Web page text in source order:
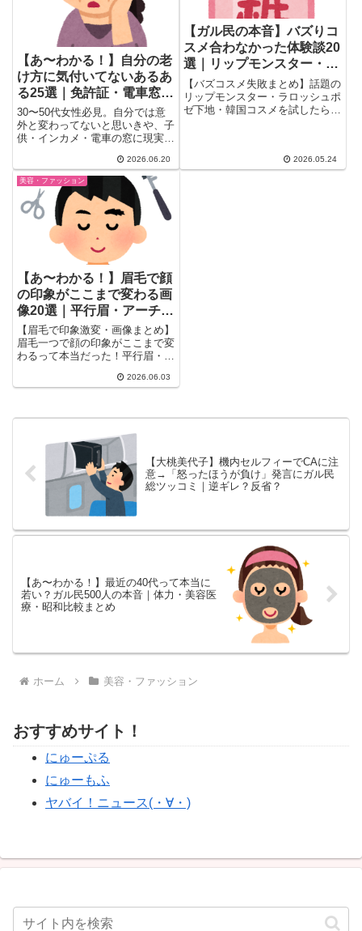
【あ〜わかる！】自分の老
け方に気付いてないあるあ
る25選｜免許証・電車窓・
インカメが暴くリアルな老
い
30〜50代女性必見。自分では意
外と変わってないと思いきや、子
供・インカメ・電車の窓に現実を
続々告白。「証明写真はウソをつ
かない」「インカメで老婆かよ」
「電車の窓でほうれい線に愕然」
など、老け顔あるあるをリアルな
声付きで紹介。
2026.06.20
【ガル民の本音】バズりコ
スメ合わなかった体験談20
選｜リップモンスター・ラ
ロポ・韓国コスメ失敗まと
め
【バズコスメ失敗まとめ】話題の
リップモンスター・ラロッシュポ
ゼ下地・韓国コスメを試したら合
の対策コメントも一緒にご紹介し
ます。
2026.05.24
美容・ファッション
【あ〜わかる！】眉毛で顔
の印象がここまで変わる画
像20選｜平行眉・アーチ
眉・似合う眉を探してる人
必見
【眉毛で印象激変・画像まとめ】
眉毛一つで顔の印象がここまで変
わるって本当だった！平行眉・ア
が厳選紹介。芸能人のビフォーア
好き女性の本音コメント20選を
2026.06.03
【大桃美代子】機内セルフィーでCAに注
意→「怒ったほうが負け」発言にガル民
総ツッコミ｜逆ギレ？反省？
【あ〜わかる！】最近の40代って本当に
若い？ガル民500人の本音｜体力・美容医
療・昭和比較まとめ
ホーム 美容・ファッション
おすすめサイト！
にゅーぷる
にゅーもふ
ヤバイ！ニュース(・∀・)